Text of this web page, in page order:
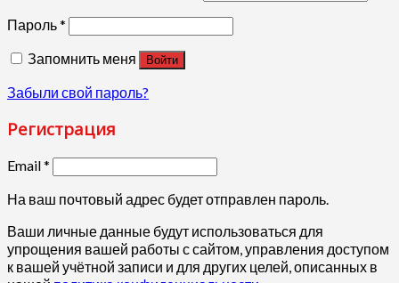
Пароль*
Запомнить меня
Войти
Забыли свой пароль?
Регистрация
Email*
На ваш почтовый адрес будет отправлен пароль.
Ваши личные данные будут использоваться для
упрощения вашей работы с сайтом, управления доступом
к вашей учётной записи и для других целей, описанных в